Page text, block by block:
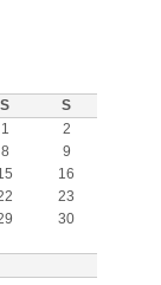
S S
1
2
8
9
16
23
30